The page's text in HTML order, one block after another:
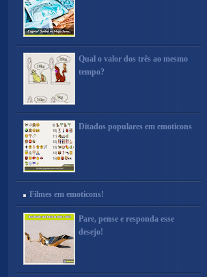
Qual o valor dos três ao mesmo
tempo?
Ditados populares em emoticons
Filmes em emoticons!
Pare, pense e responda esse
desejo!